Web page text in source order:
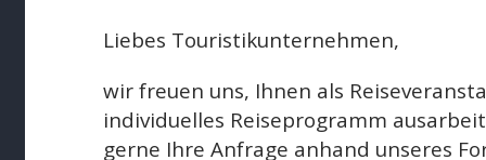
Liebes Touristikunternehmen,
wir freuen uns, Ihnen als
individuelles Reiseprogramm
gerne Ihre Anfrage anhand unseres